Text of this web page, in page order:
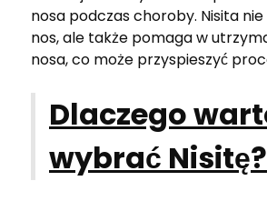
nosa podczas choroby. Nisita
nos, ale także pomaga w
nosa, co może przyspieszyć
Dlaczego
wybrać Nisitę?